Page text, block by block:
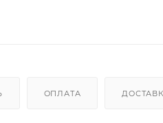
ОПЛАТА